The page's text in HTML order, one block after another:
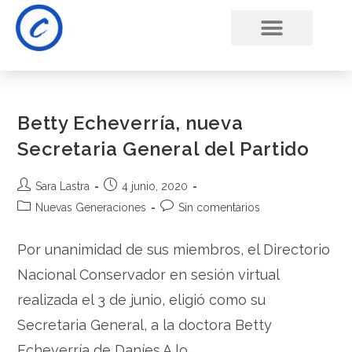
Betty Echeverría, nueva
Secretaria General del Partido
Sara Lastra
4 junio, 2020
Nuevas Generaciones
Sin comentarios
Por unanimidad de sus miembros, el Directorio
Nacional Conservador en sesión virtual
realizada el 3 de junio, eligió como su
Secretaria General, a la doctora Betty